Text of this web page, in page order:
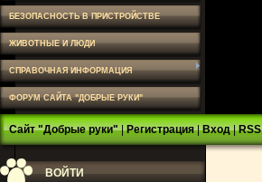
БЕЗОПАСНОСТЬ В ПРИСТРОЙСТВЕ
ЖИВОТНЫЕ И ЛЮДИ
СПРАВОЧНАЯ ИНФОРМАЦИЯ
ФОРУМ САЙТА "ДОБРЫЕ РУКИ"
Сайт "Добрые руки"|Регистрация|Вход|RSS
ВОЙТИ